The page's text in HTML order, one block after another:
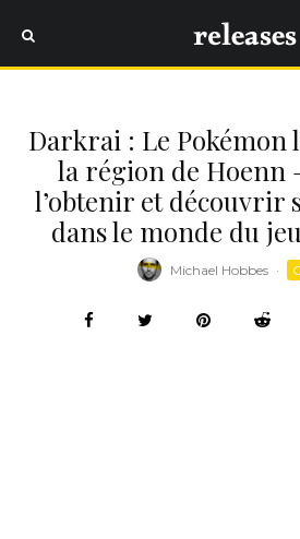
Darkrai : Le Pokémon
la région de Hoenn
l’obtenir et découvrir
dans le monde du
Michael Hobbes ·